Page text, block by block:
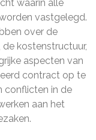
waarin alle
vastgelegd.
over de
kostenstructuur,
aspecten van
contract op te
conflicten in de
aan het